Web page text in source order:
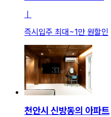
ㅣ
즉시입주 최대~1만 원할인
천안시 신방동의 아파트